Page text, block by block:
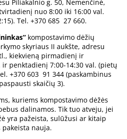
Piliakalnio g. 50, Nemenčinė,
nuo 8:00 iki 16:00 val.
Tel. +370 685 27 660.
kompostavimo dėžių
skyriaus II aukšte, adresu
kiekvieną pirmadienį ir
penktadienį 7:00-14:30 val. (pietų
+370 603 91 344 (paskambinus
skaičių 3).
kuriems kompostavimo dėžės
dalinamos. Tik tuo atveju, jei
yra pažeista, sulūžusi ar kitaip
nauja.